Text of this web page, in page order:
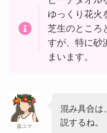
ゆっくり花火
芝生のところ
すが、特に砂
まいます。
森ユマ
混み具合は
説するね。